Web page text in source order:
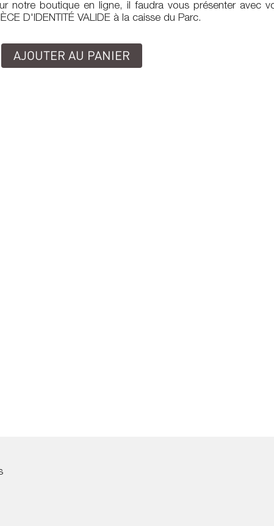
notre boutique en ligne, il faudra vous présenter avec
D'IDENTITÉ VALIDE à la caisse du Parc.
AJOUTER AU PANIER